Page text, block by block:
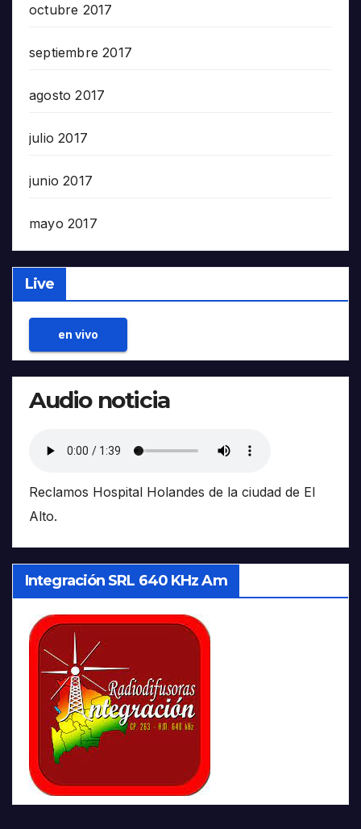
octubre 2017
septiembre 2017
agosto 2017
julio 2017
junio 2017
mayo 2017
Live
en vivo
Audio noticia
Reclamos Hospital Holandes de la ciudad de El
Alto.
Integración SRL 640 KHz Am